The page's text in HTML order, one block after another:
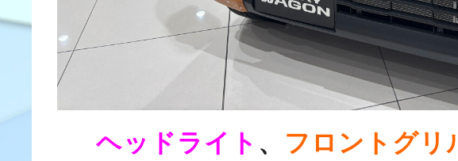
ヘッドライト 、 フロントグリ